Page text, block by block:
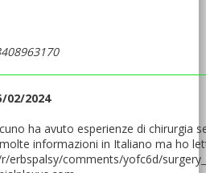
02/2024
ha avuto esperienze di chirurgia
informazioni in Italiano ma ho
erbspalsy/comments/yofc6d/